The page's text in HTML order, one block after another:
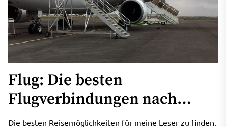
Flug: Die besten
Flugverbindungen nach
Bordeaux finden
Die besten Reisemöglichkeiten für meine Leser zu finden.